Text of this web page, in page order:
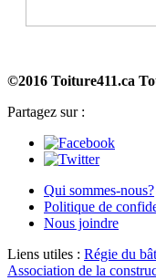
©2016 Toiture411.ca
Partagez sur :
Qui sommes-nous?
Politique de
Nous joindre
Liens utiles : Régie du
Association de la